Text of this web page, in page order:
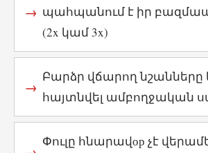
պահպանում է իր
(2x կամ 3x)
Բարձր վճարող նշանները
հայտնվել ամբողջական
Փուլը հնարավор չէ